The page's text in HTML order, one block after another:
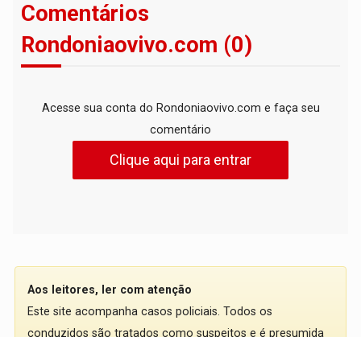
Comentários
Rondoniaovivo.com (0)
Acesse sua conta do Rondoniaovivo.com e faça seu
comentário
Clique aqui para entrar
Aos leitores, ler com atenção
Este site acompanha casos policiais. Todos os
conduzidos são tratados como suspeitos e é presumida